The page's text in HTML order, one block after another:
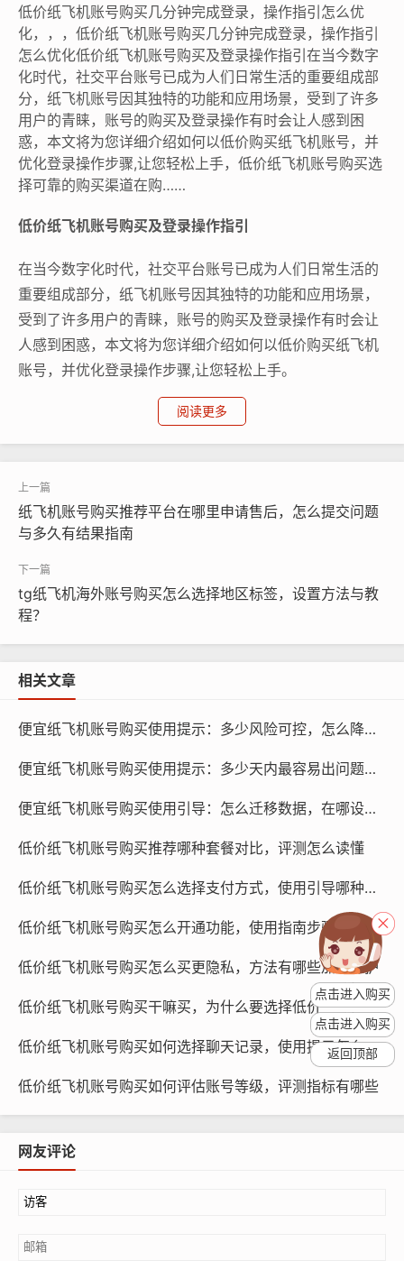
低价纸飞机账号购买几分钟完成登录，操作指引怎么优
化，，，低价纸飞机账号购买几分钟完成登录，操作指引
怎么优化低价纸飞机账号购买及登录操作指引在当今数字
化时代，社交平台账号已成为人们日常生活的重要组成部
分，纸飞机账号因其独特的功能和应用场景，受到了许多
用户的青睐，账号的购买及登录操作有时会让人感到困
惑，本文将为您详细介绍如何以低价购买纸飞机账号，并
优化登录操作步骤,让您轻松上手，低价纸飞机账号购买选
择可靠的购买渠道在购……
低价纸飞机账号购买及登录操作指引
在当今数字化时代，社交平台账号已成为人们日常生活的
重要组成部分，纸飞机账号因其独特的功能和应用场景，
受到了许多用户的青睐，账号的购买及登录操作有时会让
人感到困惑，本文将为您详细介绍如何以低价购买纸飞机
账号，并优化登录操作步骤,让您轻松上手。
这些平台通常会提供详细的账号信息,并保证交易的安全性
比较账号价格
纸飞机账号购买, 在线购买tg账号, 电报聊天账号购买,wdd
16888.com
在购买账号前，可以比较不同平台上的账号价格，以便找
到最优惠的购买方案，关注账号的活跃度、粉丝数量等信
息,确保账号质量。
需要提供支付信息，并等待卖家发货，在收到账号后，请
阅读更多
纸飞机账号购买推荐平台在哪里申请售后，怎么提交问题
与多久有结果指南
tg纸飞机海外账号购买怎么选择地区标签，设置方法与教
程？
相关文章
便宜纸飞机账号购买使用提示：多少风险可控，怎么降低封禁概率
便宜纸飞机账号购买使用提示：多少天内最容易出问题，如何提前处理
便宜纸飞机账号购买使用引导：怎么迁移数据，在哪设置隐私
低价纸飞机账号购买推荐哪种套餐对比，评测怎么读懂
低价纸飞机账号购买怎么选择支付方式，使用引导哪种更安全
低价纸飞机账号购买怎么开通功能，使用指南步骤大全
低价纸飞机账号购买怎么买更隐私，方法有哪些加密保护
低价纸飞机账号购买干嘛买，为什么要选择低价
低价纸飞机账号购买如何选择聊天记录，使用提示怎么备份
低价纸飞机账号购买如何评估账号等级，评测指标有哪些
网友评论
点击进入购买
点击进入购买
返回顶部